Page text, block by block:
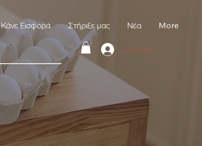
Κάνε Εισφορά Στήριξε μας Νέα More
Σύνδεση